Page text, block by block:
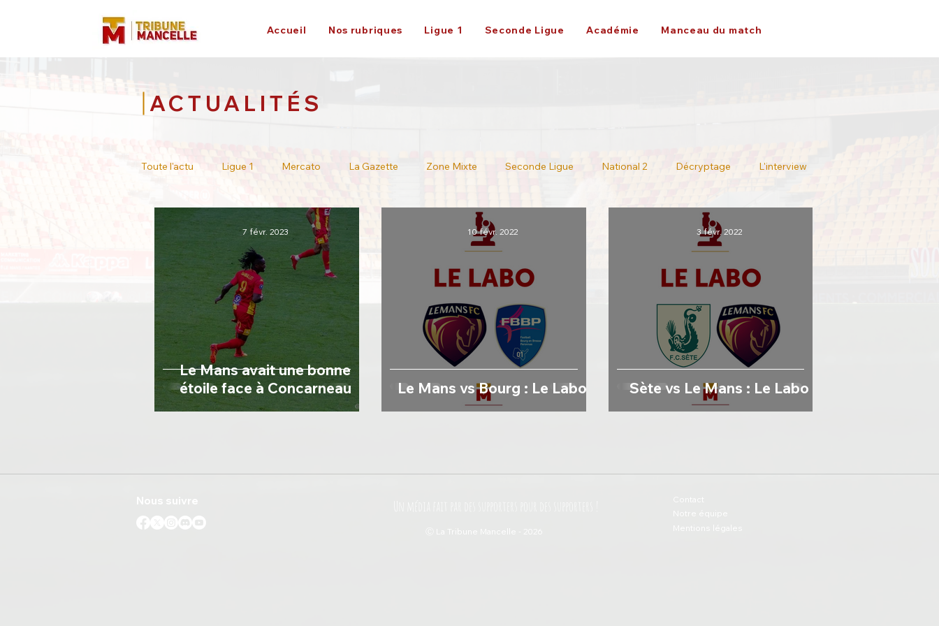
Accueil Nos rubriques Ligue 1 Seconde Ligue Académie Manceau du match
ACTUALITÉS
Toute l'actu Ligue 1 Mercato La Gazette Zone Mixte Seconde Ligue National 2 Décryptage L'interview
Tour de France Académie
Le Mans avait une bonne
étoile face à Concarneau
7 févr. 2023
Le Mans vs Bourg : Le Labo
10 févr. 2022
Sète vs Le Mans : Le Labo
3 févr. 2022
Ⓒ La Tribune Mancelle - 2026
Notre équipe